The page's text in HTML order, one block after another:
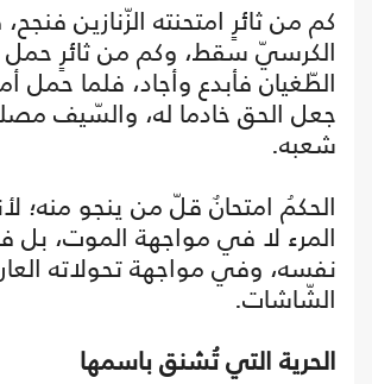
كم من ثائرٍ امتحنته الزّنازين
الكرسيّ سقط، وكم من ثائرٍ
الطّغيان فأبدع وأجاد، فلما حمل
جعل الحق خادما له، والسّيف
شعبه.
الحكمُ امتحانٌ قلّ من ينجو منه؛
المرء لا في مواجهة الموت،
نفسه، وفي مواجهة تحولاته
الشّاشات.
الحرية التي تُشنق باسمها